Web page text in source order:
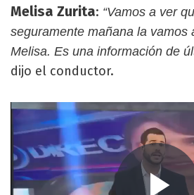
Melisa Zurita: “Vamos a ver
seguramente mañana la vamos
Melisa. Es una información de
dijo el conductor.